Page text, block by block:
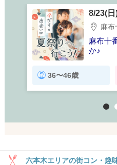
8/23(
麻布
麻布十
か♪
36〜46歳
1
六本木エリアの街コン・趣